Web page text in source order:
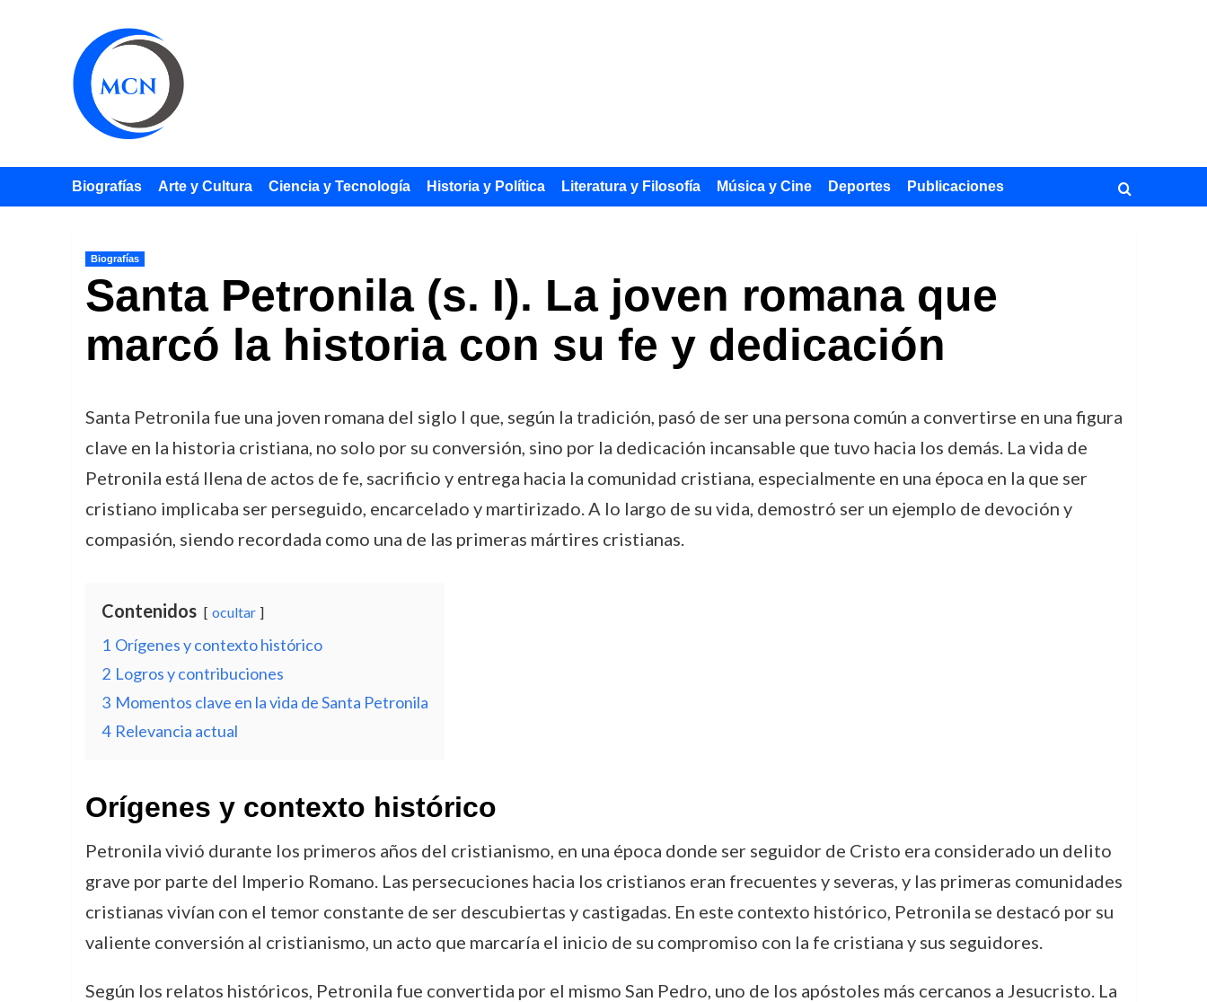
Biografías Arte y Cultura Ciencia y Tecnología Historia y Política Literatura y Filosofía Música y Cine Deportes Publicaciones
Biografías
Santa Petronila (s. I). La joven romana que
marcó la historia con su fe y dedicación
Santa Petronila fue una joven romana del siglo I que, según la tradición, pasó de ser una persona común a convertirse en una figura
clave en la historia cristiana, no solo por su conversión, sino por la dedicación incansable que tuvo hacia los demás. La vida de
Petronila está llena de actos de fe, sacrificio y entrega hacia la comunidad cristiana, especialmente en una época en la que ser
cristiano implicaba ser perseguido, encarcelado y martirizado. A lo largo de su vida, demostró ser un ejemplo de devoción y
compasión, siendo recordada como una de las primeras mártires cristianas.
Contenidos ocultar
1 Orígenes y contexto histórico
2 Logros y contribuciones
3 Momentos clave en la vida de Santa Petronila
4 Relevancia actual
Orígenes y contexto histórico
Petronila vivió durante los primeros años del cristianismo, en una época donde ser seguidor de Cristo era considerado un delito
grave por parte del Imperio Romano. Las persecuciones hacia los cristianos eran frecuentes y severas, y las primeras comunidades
cristianas vivían con el temor constante de ser descubiertas y castigadas. En este contexto histórico, Petronila se destacó por su
valiente conversión al cristianismo, un acto que marcaría el inicio de su compromiso con la fe cristiana y sus seguidores.
Según los relatos históricos, Petronila fue convertida por el mismo San Pedro, uno de los apóstoles más cercanos a Jesucristo. La